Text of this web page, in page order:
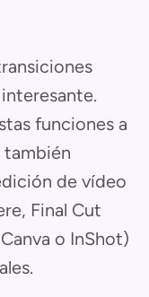
funciones a
también
de vídeo
Final Cut
o InShot)